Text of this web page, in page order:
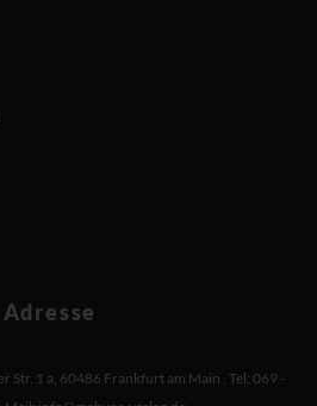
Adresse
Str. 1 a 60486 Frankfurt am Main Tel: 069 -